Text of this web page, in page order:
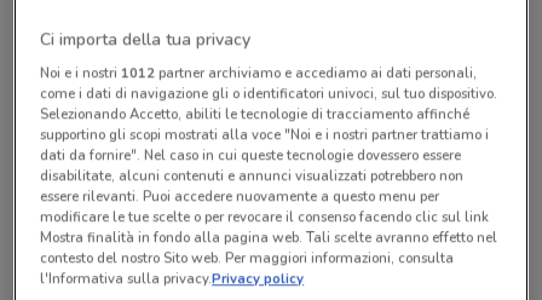
Lunedì n.d.
Martedì n.d.
Mercoledì n.d.
Giovedì n.d.
Venerdì n.d.
Sabato n.d.
Domenica n.d.
06 8666120
TABACCHERIA n. 2060
Tutte le promozioni di questo negozio
Ci importa della tua privacy
Noi e i nostri 1012partner archiviamo e accediamo ai dati personali,
come i dati di navigazione gli o identificatori univoci, sul tuo dispositivo.
Selezionando Accetto, abiliti le tecnologie di tracciamento affinché
supportino gli scopi mostrati alla voce "Noi e i nostri partner trattiamo i
dati da fornire". Nel caso in cui queste tecnologie dovessero essere
disabilitate, alcuni contenuti e annunci visualizzati potrebbero non
essere rilevanti. Puoi accedere nuovamente a questo menu per
modificare le tue scelte o per revocare il consenso facendo clic sul link
Mostra finalità in fondo alla pagina web. Tali scelte avranno effetto nel
contesto del nostro Sito web. Per maggiori informazioni, consulta
l'Informativa sulla privacy.Privacy policy